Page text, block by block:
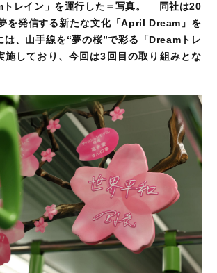
トレイン」を運行した＝写真。 同社は20
を発信する新たな文化「April Dream」を
は、山手線を“夢の桜”で彩る「Dreamトレ
施しており、今回は3回目の取り組みとな